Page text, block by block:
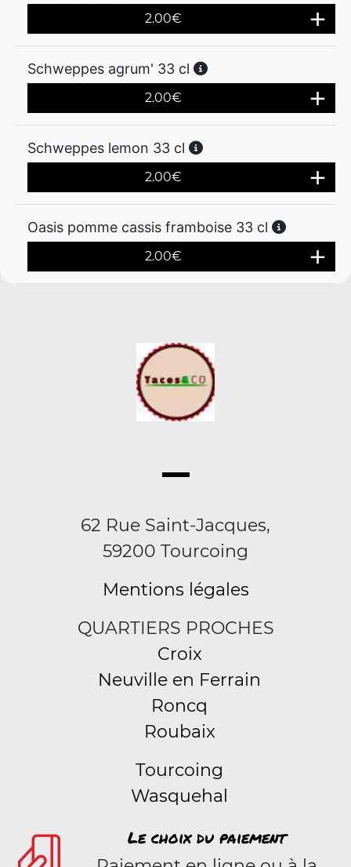
2.00€
Schweppes agrum' 33 cl
2.00€
Schweppes lemon 33 cl
2.00€
Oasis pomme cassis framboise 33 cl
2.00€
62 Rue Saint-Jacques,
59200 Tourcoing
Mentions légales
QUARTIERS PROCHES
Croix
Neuville en Ferrain
Roncq
Roubaix
Tourcoing
Wasquehal
Le choix du paiement